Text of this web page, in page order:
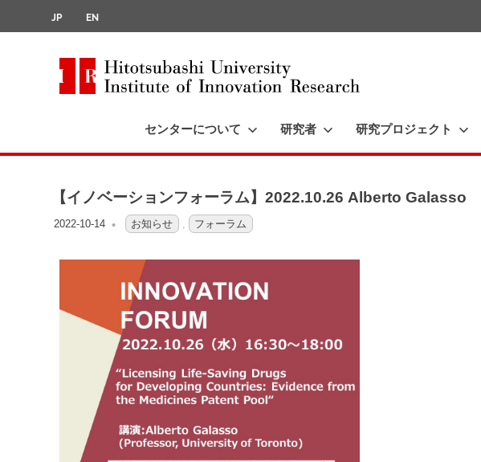
JP EN
学
ノ
Innovation
センターについて 研究者 研究プロジェクト
【イノベーションフォーラム】2022.10.26 Alberto Galasso
2022-10-14 OFO3_TESTIIR
お知らせ フォーラム